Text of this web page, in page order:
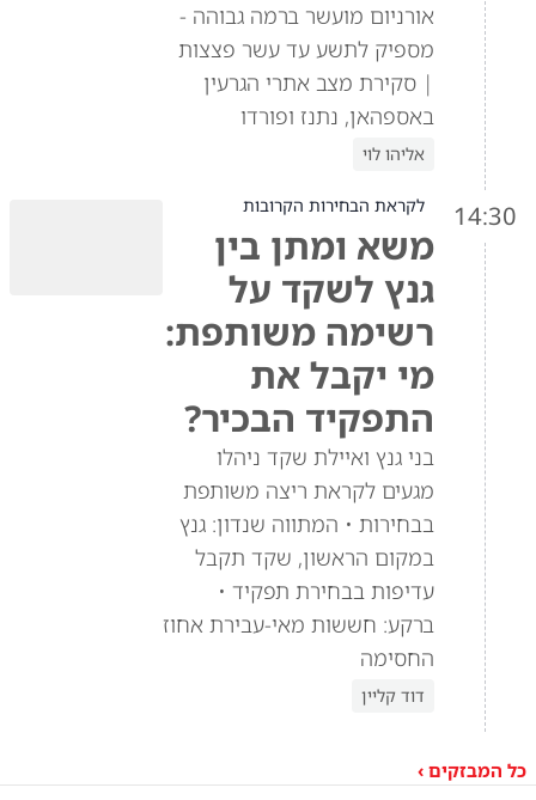
אורניום מועשר ברמה גבוהה -
מספיק לתשע עד עשר פצצות
| סקירת מצב אתרי הגרעין
באספהאן, נתנז ופורדו
אליהו לוי
14:30 לקראת הבחירות הקרובות
משא ומתן בין
גנץ לשקד על
רשימה משותפת:
מי יקבל את
התפקיד הבכיר?
בני גנץ ואיילת שקד ניהלו
מגעים לקראת ריצה משותפת
בבחירות • המתווה שנדון: גנץ
במקום הראשון, שקד תקבל
עדיפות בבחירת תפקיד •
ברקע: חששות מאי-עבירת אחוז
החסימה
דוד קליין
כל המבזקים ›